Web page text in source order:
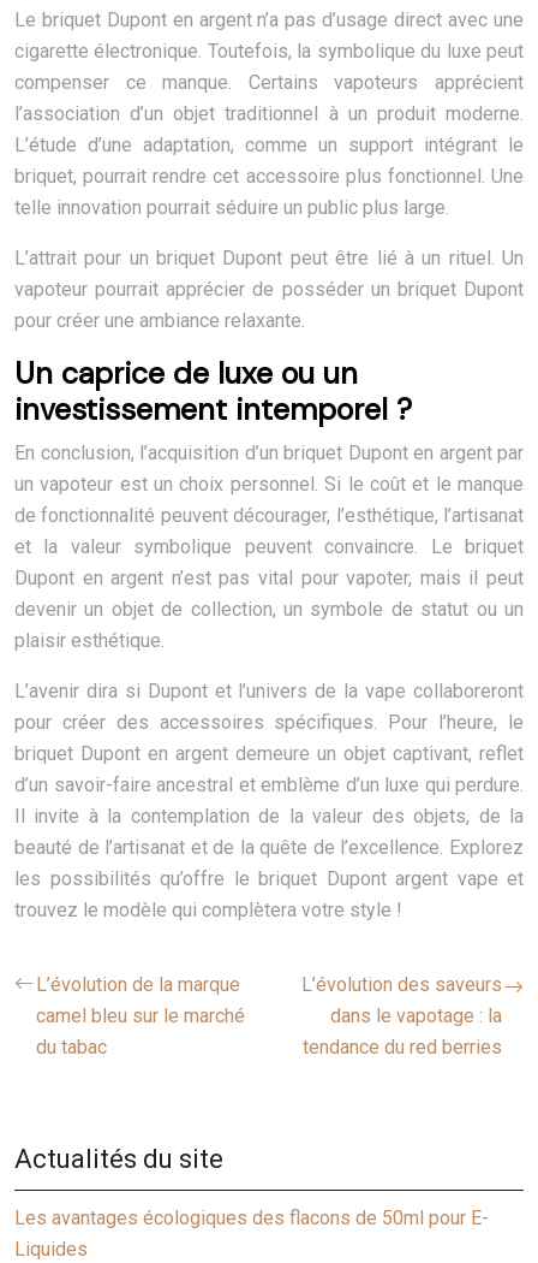
Le briquet Dupont en argent n’a pas d’usage direct avec une
cigarette électronique. Toutefois, la symbolique du luxe peut
compenser ce manque. Certains vapoteurs apprécient
l’association d’un objet traditionnel à un produit moderne.
L’étude d’une adaptation, comme un support intégrant le
briquet, pourrait rendre cet accessoire plus fonctionnel. Une
telle innovation pourrait séduire un public plus large.
L’attrait pour un briquet Dupont peut être lié à un rituel. Un
vapoteur pourrait apprécier de posséder un briquet Dupont
pour créer une ambiance relaxante.
Un caprice de luxe ou un
investissement intemporel ?
En conclusion, l’acquisition d’un briquet Dupont en argent par
un vapoteur est un choix personnel. Si le coût et le manque
de fonctionnalité peuvent décourager, l’esthétique, l’artisanat
et la valeur symbolique peuvent convaincre. Le briquet
Dupont en argent n’est pas vital pour vapoter, mais il peut
devenir un objet de collection, un symbole de statut ou un
plaisir esthétique.
L’avenir dira si Dupont et l’univers de la vape collaboreront
pour créer des accessoires spécifiques. Pour l’heure, le
briquet Dupont en argent demeure un objet captivant, reflet
d’un savoir-faire ancestral et emblème d’un luxe qui perdure.
Il invite à la contemplation de la valeur des objets, de la
beauté de l’artisanat et de la quête de l’excellence. Explorez
les possibilités qu’offre le briquet Dupont argent vape et
trouvez le modèle qui complètera votre style !
L’évolution de la marque
camel bleu sur le marché
du tabac
L’évolution des saveurs
dans le vapotage : la
tendance du red berries
Actualités du site
Les avantages écologiques des flacons de 50ml pour E-
Liquides